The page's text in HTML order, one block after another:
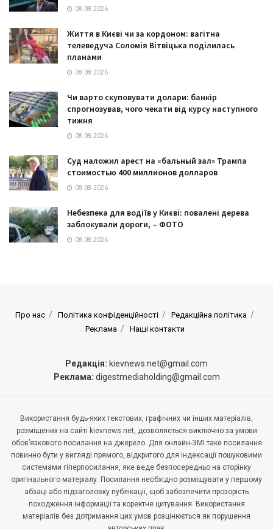
08.08.2026
Життя в Києві чи за кордоном: вагітна
телеведуча Соломія Вітвіцька поділилась
планами
08.08.2026
Чи варто скуповувати долари: банкір
спрогнозував, чого чекати від курсу наступного
тижня
08.08.2026
Суд наложил арест на «бальный зал» Трампа
стоимостью 400 миллионов долларов
08.08.2026
Небезпека для водіїв у Києві: повалені дерева
заблокували дороги, – ФОТО
08.08.2026
Про нас Політика конфіденційності
Редакційна політика
Реклама
Наші контакти
Редакція: kievnews.net@gmail.com
Реклама: digestmediaholding@gmail.com
Використання будь-яких текстових, графічних чи інших матеріалів,
розміщених на сайті kievnews.net, дозволяється виключно за умови
обов’язкового посилання на джерело. Для онлайн-ЗМІ таке посилання
повинно бути у вигляді прямого, відкритого для індексації пошуковими
системами гіперпосилання, яке веде безпосередньо на сторінку
оригінального матеріалу. Посилання необхідно розміщувати у першому
абзаці або підзаголовку публікації, щоб забезпечити прозорість
походження інформації та коректне цитування. Використання
матеріалів без дотримання цих умов розцінюється як порушення